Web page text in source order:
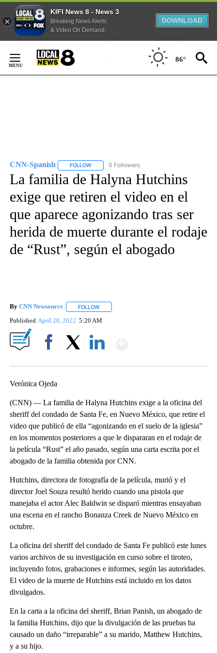
KIFI News 8 - News 3
Breaking News Alerts
& Video On Demand
DOWNLOAD
Content
86°
CNN-Spanish FOLLOW FOLLOW "CNN-SPANISH" TO RECEIVE
0 Followers
La familia de Halyna Hutchins
exige que retiren el video en el
que aparece agonizando tras ser
herida de muerte durante el rodaje
de “Rust”, según el abogado
By CNN Newsource FOLLOW
Published April 28, 2022 5:20 AM
Verónica Ojeda
(CNN) — La familia de Halyna Hutchins exige a la oficina del
sheriff del condado de Santa Fe, en Nuevo México, que retire el
video que publicó de ella “agonizando en el suelo de la iglesia”
en los momentos posteriores a que le dispararan en el rodaje de
la película “Rust” el año pasado, según una carta escrita por el
abogado de la familia obtenida por CNN.
Hutchins, directora de fotografía de la película, murió y el
director Joel Souza resultó herido cuando una pistola que
manejaba el actor Alec Baldwin se disparó mientras ensayaban
una escena en el rancho Bonanza Creek de Nuevo México en
octubre.
La oficina del sheriff del condado de Santa Fe publicó este lunes
varios archivos de su investigación en curso sobre el tiroteo,
incluyendo fotos, grabaciones e informes, según las autoridades.
El video de la muerte de Hutchins está incluido en los datos
divulgados.
En la carta a la oficina del sheriff, Brian Panish, un abogado de
la familia Hutchins, dijo que la divulgación de las pruebas ha
causado un daño “irreparable” a su marido, Matthew Hutchins,
y a su hijo.